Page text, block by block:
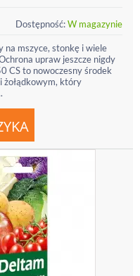
Dostępność:W magazynie
na mszyce, stonkę i wiele
upraw jeszcze nigdy
CS to nowoczesny środek
żołądkowym, który